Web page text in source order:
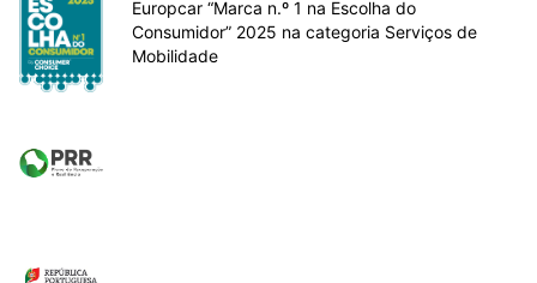
Europcar “Marca n.º 1 na Escolha do
Consumidor” 2025 na categoria Serviços de
Mobilidade